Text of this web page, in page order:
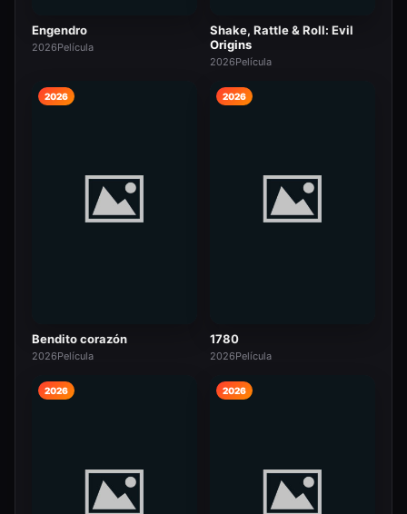
Engendro
2026Película
Shake, Rattle & Roll: Evil
Origins
2026Película
2026
Bendito corazón
2026Película
2026
1780
2026Película
2026 2026